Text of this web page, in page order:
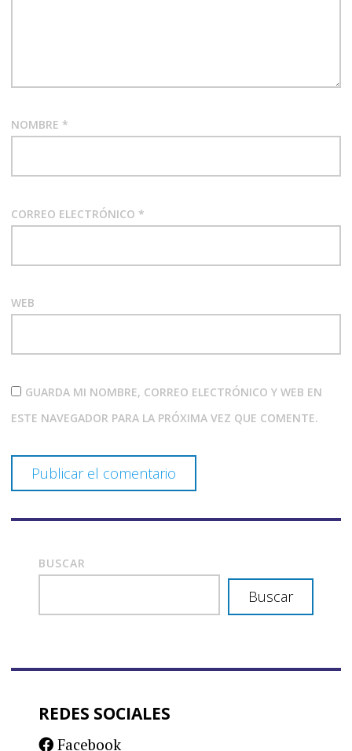
NOMBRE *
CORREO ELECTRÓNICO *
WEB
GUARDA MI NOMBRE, CORREO ELECTRÓNICO Y WEB EN
ESTE NAVEGADOR PARA LA PRÓXIMA VEZ QUE COMENTE.
BUSCAR
Buscar
REDES SOCIALES
Facebook